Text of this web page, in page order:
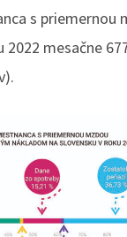
s priemernou
mesačne